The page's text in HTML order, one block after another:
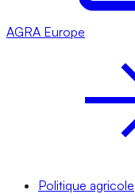
AGRA Europe
Politique agricole